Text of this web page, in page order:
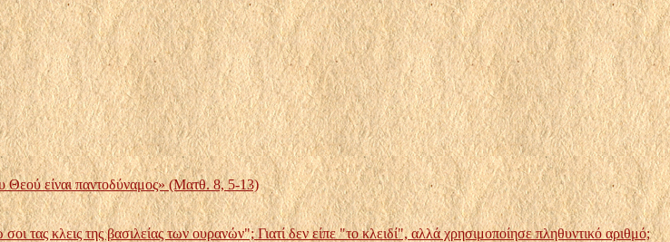
είναι παντοδύναμος» (Ματθ. 8, 5-13)
τας κλεις της βασιλείας των ουρανών"; Γιατί δεν είπε "το κλειδί", αλλά χρησιμοποίησε πληθυντικό αριθμό;